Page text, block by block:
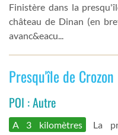
Finistère dans la
château de Dinan (en
avanc&eacu...
Presqu'île de Crozon
POI : Autre
A 3 kilomètres
La